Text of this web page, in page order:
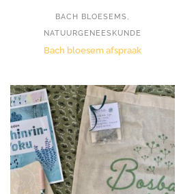
BACH BLOESEMS
NATUURGENEESKUNDE
Bach bloesem afspraak